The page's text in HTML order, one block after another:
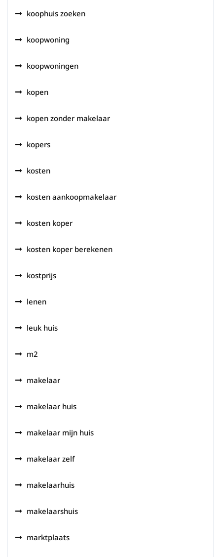
koophuis zoeken
koopwoning
koopwoningen
kopen
kopen zonder makelaar
kopers
kosten
kosten aankoopmakelaar
kosten koper
kosten koper berekenen
kostprijs
lenen
leuk huis
m2
makelaar
makelaar huis
makelaar mijn huis
makelaar zelf
makelaarhuis
makelaarshuis
marktplaats